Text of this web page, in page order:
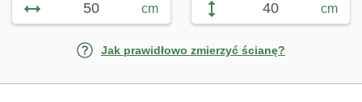
cm cm
Jak prawidłowo zmierzyć ścianę?